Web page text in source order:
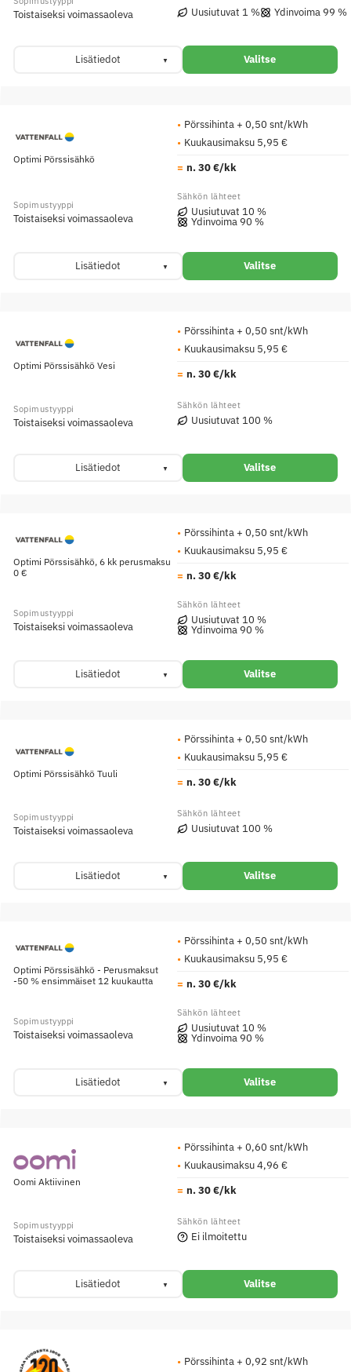
Toistaiseksi voimassaoleva Uusiutuvat 1 % Ydinvoima 99 %
Lisätiedot Valitse
Optimi Pörssisähkö
Pörssihinta + 0,50 snt/kWh
Kuukausimaksu 5,95 €
n. 30 €/kk
Toistaiseksi voimassaoleva
Uusiutuvat 10 %
Ydinvoima 90 %
Lisätiedot Valitse
Optimi Pörssisähkö Vesi
Pörssihinta + 0,50 snt/kWh
Kuukausimaksu 5,95 €
n. 30 €/kk
Toistaiseksi voimassaoleva Uusiutuvat 100 %
Lisätiedot Valitse
Optimi Pörssisähkö, 6 kk perusmaksu
0 €
Pörssihinta + 0,50 snt/kWh
Kuukausimaksu 5,95 €
n. 30 €/kk
Toistaiseksi voimassaoleva
Uusiutuvat 10 %
Ydinvoima 90 %
Lisätiedot Valitse
Optimi Pörssisähkö Tuuli
Pörssihinta + 0,50 snt/kWh
Kuukausimaksu 5,95 €
n. 30 €/kk
Toistaiseksi voimassaoleva Uusiutuvat 100 %
Lisätiedot Valitse
Optimi Pörssisähkö - Perusmaksut
-50 % ensimmäiset 12 kuukautta
Pörssihinta + 0,50 snt/kWh
Kuukausimaksu 5,95 €
n. 30 €/kk
Toistaiseksi voimassaoleva
Uusiutuvat 10 %
Ydinvoima 90 %
Lisätiedot Valitse
Oomi Aktiivinen
Pörssihinta + 0,60 snt/kWh
Kuukausimaksu 4,96 €
n. 30 €/kk
Toistaiseksi voimassaoleva Ei ilmoitettu
Lisätiedot Valitse
Pörssihinta + 0,92 snt/kWh